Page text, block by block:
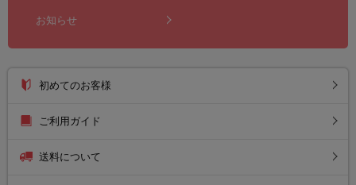
お知らせ
初めてのお客様
ご利用ガイド
送料について